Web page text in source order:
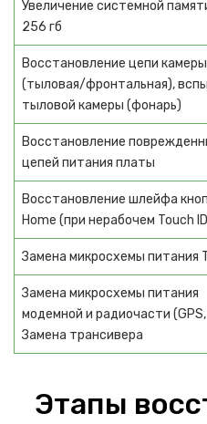
Женские электробритвы
Маникюрные аппараты
Плойки
КУХОННАЯ ТЕХНИКА
Блендеры
Миксеры
Мультиварки
Пароварки
Соковыжималки
Тостеры
Термопоты
Увеличение системной
256 гб
Восстановление цепи камеры
(тыловая/фронтальная),
тыловой камеры (фонарь)
Восстановление
цепей питания платы
Восстановление шлейфа
Home (при нерабочем Touch
Замена микросхемы питания
Замена микросхемы питания
модемной и радиочасти (GPS,
Замена трансивера
Этапы